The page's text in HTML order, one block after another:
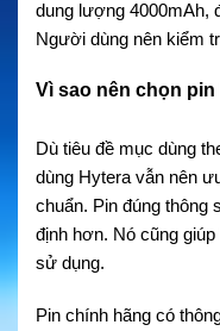
dung lượng 4000mAh,
Người dùng nên kiểm
Vì sao nên chọn
Dù tiêu đề mục dùng
dùng Hytera vẫn nên
chuẩn. Pin đúng thông
định hơn. Nó cũng
sử dụng.
Pin chính hãng có